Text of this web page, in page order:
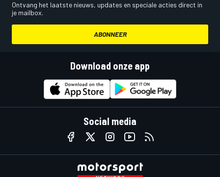
Ontvang het laatste nieuws, updates en speciale acties direct in
je mailbox.
ABONNEER
Download onze app
Social media